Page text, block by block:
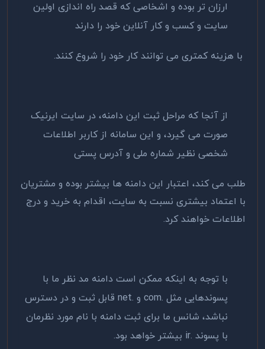
ارزان تر بوده و اشخاصی که قصد راه اندازی اولین
سایت و کسب و کار آنلاین خود را دارند
با هزینه کمتری می توانند کار خود را شروع کنند.
از آنجا که مراحل ثبت این دامنه، در سایت ایرنیک
صورت می گیرد، و این سامانه از کاربر اطلاعات
شخصی نظیر شماره ملی و آدرس پستی
طلب می کند، اعتبار این دامنه ها بیشتر بوده و مشتریان
با اعتماد بیشتری نسبت به سایت، اقدام به خرید و درج
اطلاعات خواهند کرد.
با توجه به اینکه ممکن است دامنه مد نظر ما با
پسوندهایی مثل .com و .net قابل ثبت و در دسترس
نباشد، شانس ما برای ثبت دامنه با نام مورد نظرمان
با پسوند .ir بیشتر خواهد بود.